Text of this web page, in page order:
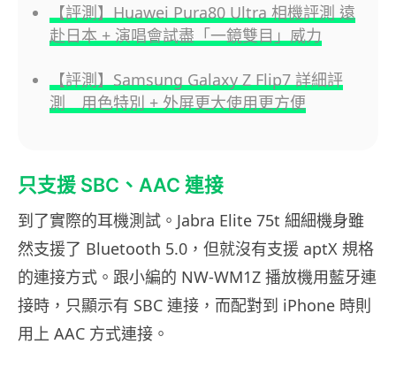
【評測】Huawei Pura80 Ultra 相機評測 遠
赴日本 + 演唱會試盡「一鏡雙目」威力
【評測】Samsung Galaxy Z Flip7 詳細評
測 用色特別 + 外屏更大使用更方便
只支援 SBC、AAC 連接
到了實際的耳機測試。Jabra Elite 75t 細細機身雖
然支援了 Bluetooth 5.0，但就沒有支援 aptX 規格
的連接方式。跟小編的 NW-WM1Z 播放機用藍牙連
接時，只顯示有 SBC 連接，而配對到 iPhone 時則
用上 AAC 方式連接。